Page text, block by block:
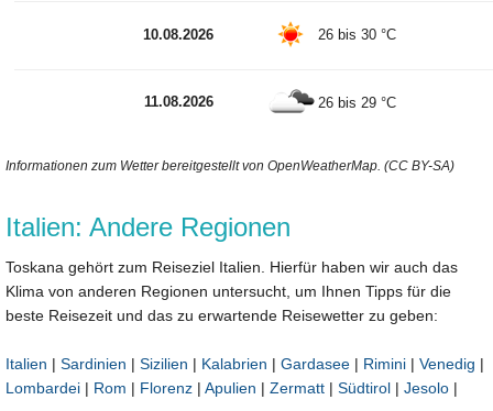
10.08.2026 26 bis 30 °C
11.08.2026 26 bis 29 °C
Informationen zum Wetter bereitgestellt von OpenWeatherMap. (CC BY-SA)
Italien: Andere Regionen
Toskana gehört zum Reiseziel Italien. Hierfür haben wir auch das
Klima von anderen Regionen untersucht, um Ihnen Tipps für die
beste Reisezeit und das zu erwartende Reisewetter zu geben:
Italien | Sardinien | Sizilien | Kalabrien | Gardasee | Rimini | Venedig |
Lombardei | Rom | Florenz | Apulien | Zermatt | Südtirol | Jesolo |